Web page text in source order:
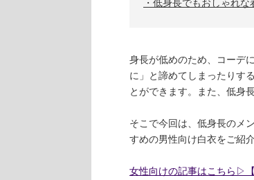
低身長でもおしゃれな
身長が低めのため、コーデ
に」と諦めてしまったりす
とができます。また、低身
そこで今回は、低身長のメ
すめの男性向け白衣をご紹介
女性向けの記事はこちら▷